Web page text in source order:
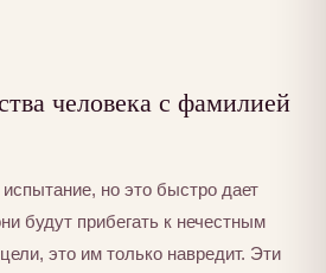
человека с фамилией
но это быстро дает
будут прибегать к нечестным
это им только навредит. Эти